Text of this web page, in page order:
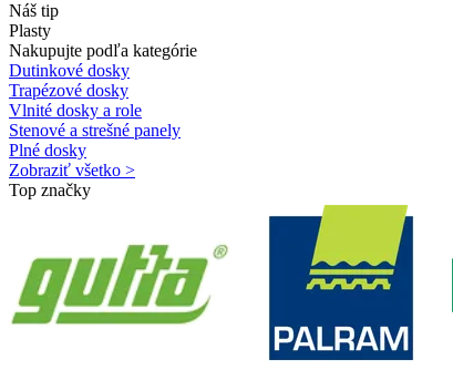
Náš tip
Plasty
Nakupujte podľa kategórie
Dutinkové dosky
Trapézové dosky
Vlnité dosky a role
Stenové a strešné panely
Plné dosky
Zobraziť všetko >
Top značky